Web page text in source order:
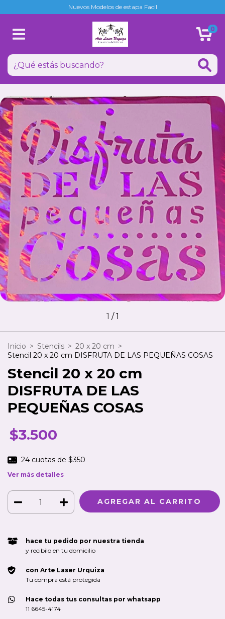
Nuevos Modelos de estapa Facil
0
1 /1
Inicio > Stencils > 20 x 20 cm >
Stencil 20 x 20 cm DISFRUTA DE LAS PEQUEÑAS COSAS
Stencil 20 x 20 cm
DISFRUTA DE LAS
PEQUEÑAS COSAS
$3.500
24 cuotas de $350
Ver más detalles
hace tu pedido por nuestra tienda
y recibilo en tu domicilio
con Arte Laser Urquiza
Tu compra está protegida
Hace todas tus consultas por whatsapp
11 6645-4174